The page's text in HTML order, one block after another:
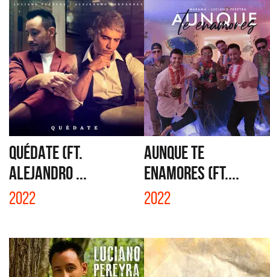
QUÉDATE (FT.
ALEJANDRO ...
2022
AUNQUE TE
ENAMORES (FT....
2022